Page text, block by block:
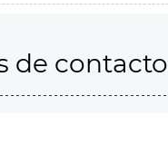
de contacto